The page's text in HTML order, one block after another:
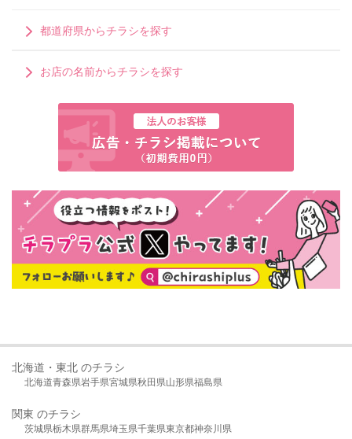
都道府県からチラシを探す
お店の名前からチラシを探す
北海道・東北 のチラシ
北海道青森県岩手県宮城県秋田県山形県福島県
関東 のチラシ
茨城県栃木県群馬県埼玉県千葉県東京都神奈川県